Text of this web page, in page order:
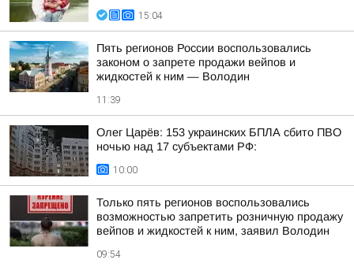
15:04
Пять регионов России воспользовались
законом о запрете продажи вейпов и
жидкостей к ним — Володин
11:39
Олег Царёв: 153 украинских БПЛА сбито ПВО
ночью над 17 субъектами РФ:
10:00
Только пять регионов воспользовались
возможностью запретить розничную продажу
вейпов и жидкостей к ним, заявил Володин
09:54